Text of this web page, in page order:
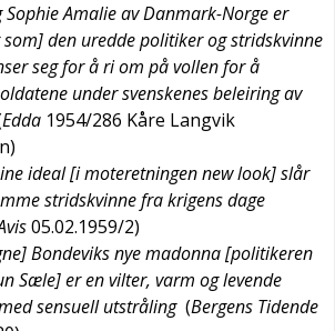
Amalie av Danmark-Norge er
den uredde politiker og stridskvinne
seg for å ri om på vollen for å
under svenskenes beleiring av
Edda 1954/286 Kåre Langvik
)
ideal [i moteretningen new look] slår
stridskvinne fra krigens dage
05.02.1959/2)
Bondeviks nye madonna [politikeren
Sæle] er en vilter, varm og levende
sensuell utstråling (Bergens Tidende